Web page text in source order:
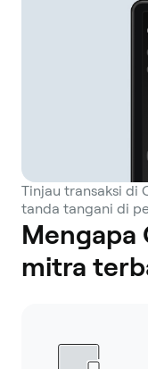
Tinjau transaksi di
tanda tangani di
Mengapa
mitra